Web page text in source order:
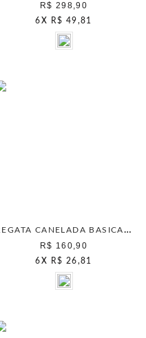
R$ 298,90
6X R$ 49,81
REGATA CANELADA BASICA OFF WHITE
R$ 160,90
6X R$ 26,81